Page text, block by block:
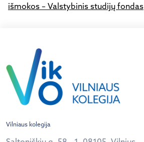
išmokos – Valstybinis studijų fondas
Vilniaus kolegija